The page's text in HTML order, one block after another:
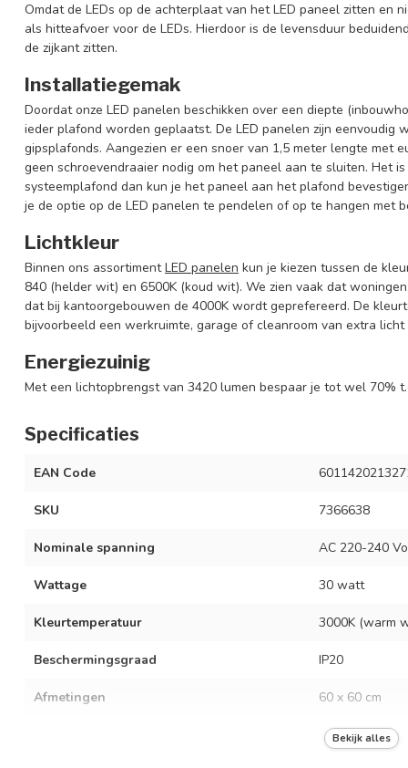
Omdat de LEDs op de achterplaat van het LED paneel zitten en
als hitteafvoer voor de LEDs. Hierdoor is de levensduur
de zijkant zitten.
Installatiegemak
Doordat onze LED panelen beschikken over een diepte
ieder plafond worden geplaatst. De LED panelen zijn
gipsplafonds. Aangezien er een snoer van 1,5 meter lengte met
geen schroevendraaier nodig om het paneel aan te sluiten. Het
systeemplafond dan kun je het paneel aan het plafond
je de optie op de LED panelen te pendelen of op te hangen met
Lichtkleur
Binnen ons assortimentLED panelen kun je kiezen tussen de
840 (helder wit) en 6500K (koud wit). We zien vaak dat
dat bij kantoorgebouwen de 4000K wordt geprefereerd. De
bijvoorbeeld een werkruimte, garage of cleanroom van extra licht
Energiezuinig
Met een lichtopbrengst van 3420 lumen bespaar je tot wel 70%
Specificaties
EAN Code
SKU 7366638
Nominale spanning AC 220-240
Wattage 30 watt
Kleurtemperatuur 3000K (warm
Beschermingsgraad IP20
Afmetingen 60 x 60 cm
3420 lumen
Bekijk alles